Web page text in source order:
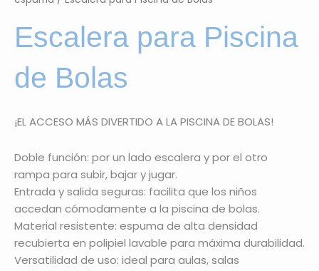
Escalera para Piscina
de Bolas
¡EL ACCESO MÁS DIVERTIDO A LA PISCINA DE BOLAS!
Doble función: por un lado escalera y por el otro
rampa para subir, bajar y jugar.
Entrada y salida seguras: facilita que los niños
accedan cómodamente a la piscina de bolas.
Material resistente: espuma de alta densidad
recubierta en polipiel lavable para máxima durabilidad.
Versatilidad de uso: ideal para aulas, salas